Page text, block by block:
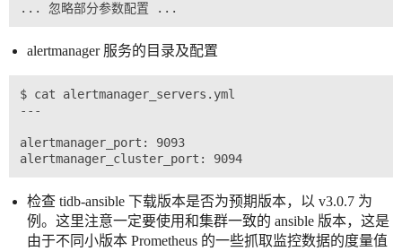
alertmanager 服务的目录及配置
$ cat alertmanager_servers.yml
---
alertmanager_port: 9093
检查 tidb-ansible 下载版本是否为预期版本，以 v3.0.7 为
例。这里注意一定要使用和集群一致的 ansible 版本，这是
由于不同小版本 Prometheus 的一些抓取监控数据的度量值